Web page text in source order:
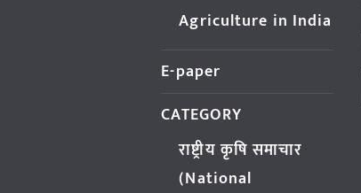
Agriculture in India
E-paper
CATEGORY
राष्ट्रीय कृषि समाचार
(National